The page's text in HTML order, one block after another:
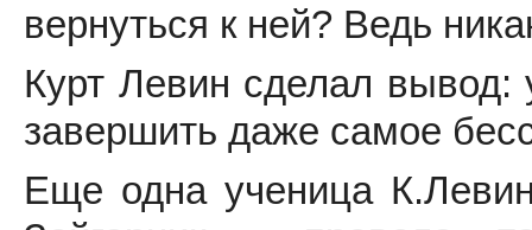
вернуться к ней? Ведь
Курт Левин сделал вывод:
завершить даже самое
Еще одна ученица